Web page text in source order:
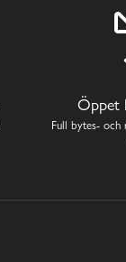
Öppet
Full bytes- och